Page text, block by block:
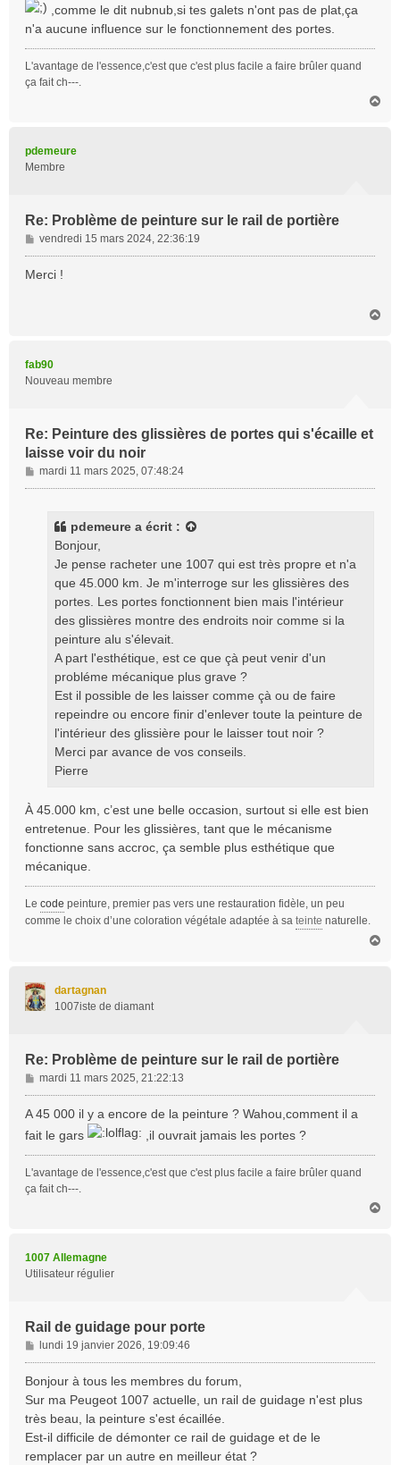
a
g
e
,comme le dit nubnub,si tes galets n'ont pas de plat,ça
n'a aucune influence sur le fonctionnement des portes.
L'avantage de l'essence,c'est que c'est plus facile a faire brûler quand
ça fait ch---.
pdemeure
Membre
Re: Problème de peinture sur le rail de portière
M
e
s
vendredi 15 mars 2024, 22:36:19
Merci !
fab90
Nouveau membre
Re: Peinture des glissières de portes qui s'écaille et
laisse voir du noir
M
e
mardi 11 mars 2025, 07:48:24
pdemeure a écrit :
Bonjour,
Je pense racheter une 1007 qui est très propre et n'a
que 45.000 km. Je m'interroge sur les glissières des
portes. Les portes fonctionnent bien mais l'intérieur
des glissières montre des endroits noir comme si la
peinture alu s'élevait.
A part l'esthétique, est ce que çà peut venir d'un
probléme mécanique plus grave ?
Est il possible de les laisser comme çà ou de faire
repeindre ou encore finir d'enlever toute la peinture de
l'intérieur des glissière pour le laisser tout noir ?
Merci par avance de vos conseils.
Pierre
À 45.000 km, c’est une belle occasion, surtout si elle est bien
entretenue. Pour les glissières, tant que le mécanisme
fonctionne sans accroc, ça semble plus esthétique que
mécanique.
Le code peinture, premier pas vers une restauration fidèle, un peu
comme le choix d’une coloration végétale adaptée à sa teinte naturelle.
dartagnan
1007iste de diamant
Re: Problème de peinture sur le rail de portière
M
e
s
a
g
e
mardi 11 mars 2025, 21:22:13
A 45 000 il y a encore de la peinture ? Wahou,comment il a
fait le gars
,il ouvrait jamais les portes ?
L'avantage de l'essence,c'est que c'est plus facile a faire brûler quand
ça fait ch---.
1007 Allemagne
Utilisateur régulier
Rail de guidage pour porte
M
e
s
g
e
lundi 19 janvier 2026, 19:09:46
Bonjour à tous les membres du forum,
Sur ma Peugeot 1007 actuelle, un rail de guidage n'est plus
très beau, la peinture s'est écaillée.
Est-il difficile de démonter ce rail de guidage et de le
remplacer par un autre en meilleur état ?